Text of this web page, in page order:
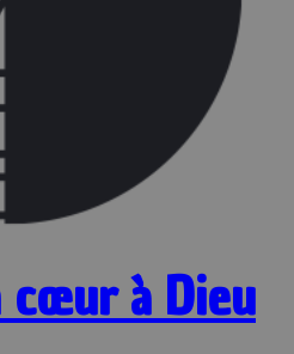
cœur à Dieu